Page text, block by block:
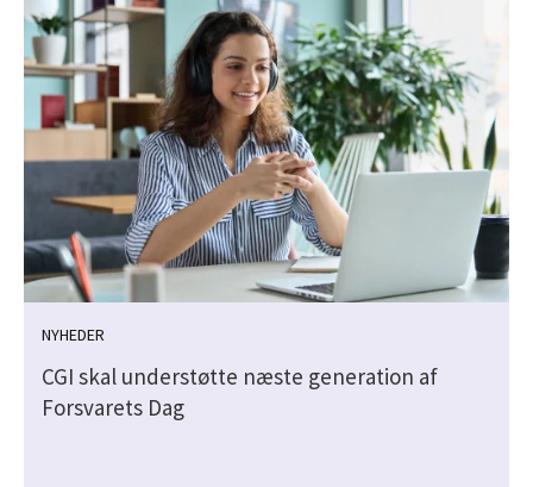
NYHEDER
CGI skal understøtte næste generation af
Forsvarets Dag